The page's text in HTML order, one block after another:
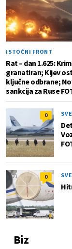
ISTOČNI FRONT
Rat – dan 1.625: Krim
granatiran; Kijev
ključne odbrane;
sankcija za Ruse
0
0
Biz